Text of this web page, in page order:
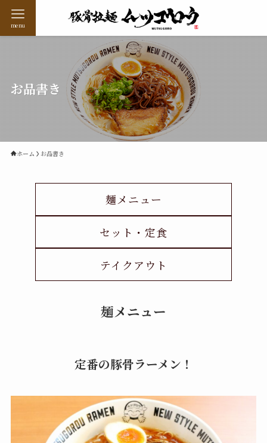
menu
お品書き
ホーム お品書き
麺メニュー
セット・定食
テイクアウト
麺メニュー
定番の豚骨ラーメン！